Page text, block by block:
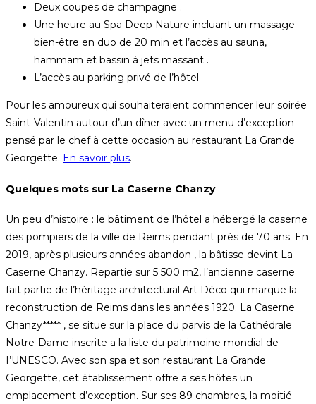
Deux coupes de champagne .
Une heure au Spa Deep Nature incluant un massage
bien-être en duo de 20 min et l’accès au sauna,
hammam et bassin à jets massant .
L’accès au parking privé de l’hôtel
Pour les amoureux qui souhaiteraient commencer leur soirée
Saint-Valentin autour d’un dîner avec un menu d’exception
pensé par le chef à cette occasion au restaurant La Grande
Georgette. En savoir plus.
Quelques mots sur La Caserne Chanzy
Un peu d’histoire : le bâtiment de l’hôtel a hébergé la caserne
des pompiers de la ville de Reims pendant près de 70 ans. En
2019, après plusieurs années abandon , la bâtisse devint La
Caserne Chanzy. Repartie sur 5 500 m2, l’ancienne caserne
fait partie de l’héritage architectural Art Déco qui marque la
reconstruction de Reims dans les années 1920. La Caserne
Chanzy***** , se situe sur la place du parvis de la Cathédrale
Notre-Dame inscrite a la liste du patrimoine mondial de
I’UNESCO. Avec son spa et son restaurant La Grande
Georgette, cet établissement offre a ses hôtes un
emplacement d’exception. Sur ses 89 chambres, la moitié